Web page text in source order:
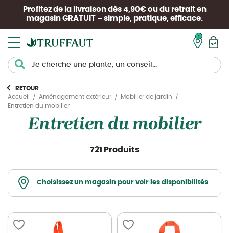
Profitez de la livraison dès 4,90€ ou du retrait en
magasin GRATUIT – simple, pratique, efficace.
RETOUR
Accueil
Aménagement extérieur
Mobilier de jardin
Entretien du mobilier
Entretien du mobilier
721 Produits
Choisissez un magasin pour voir les disponibilités